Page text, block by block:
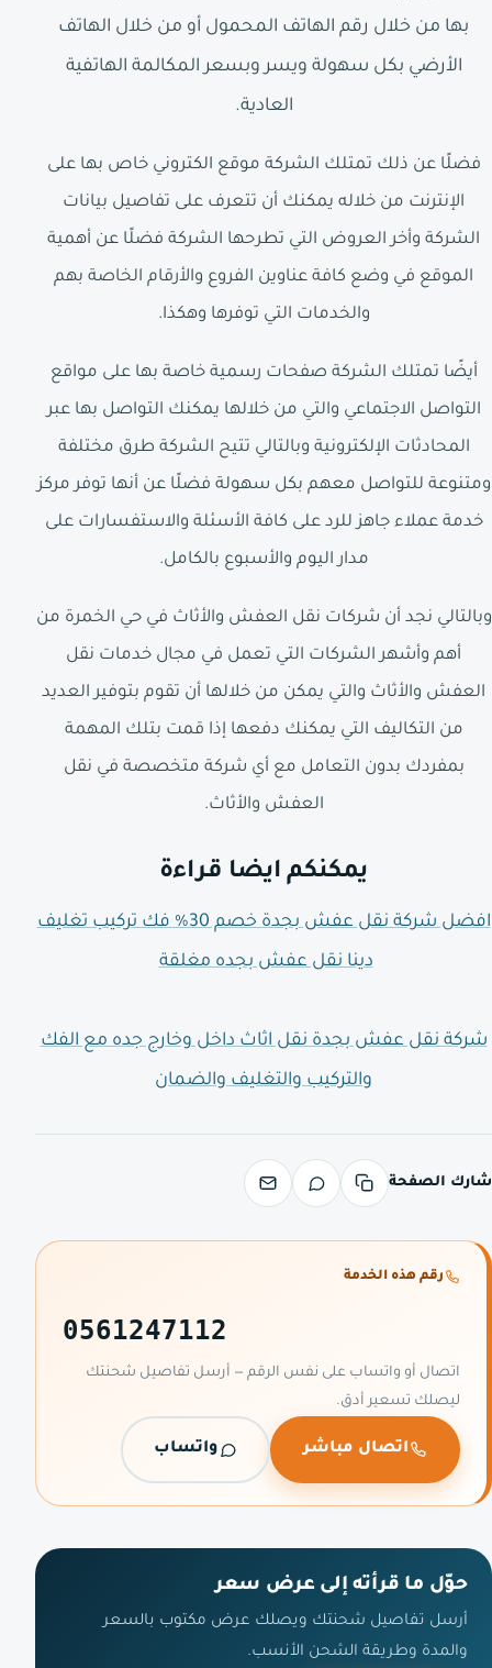
بها من خلال رقم الهاتف المحمول أو من خلال الهاتف
الأرضي بكل سهولة ويسر وبسعر المكالمة الهاتفية
العادية.
فضلًا عن ذلك تمتلك الشركة موقع الكتروني خاص بها على
الإنترنت من خلاله يمكنك أن تتعرف على تفاصيل بيانات
الشركة وأخر العروض التي تطرحها الشركة فضلًا عن أهمية
الموقع في وضع كافة عناوين الفروع والأرقام الخاصة بهم
والخدمات التي توفرها وهكذا.
أيضًا تمتلك الشركة صفحات رسمية خاصة بها على مواقع
التواصل الاجتماعي والتي من خلالها يمكنك التواصل بها عبر
المحادثات الإلكترونية وبالتالي تتيح الشركة طرق مختلفة
ومتنوعة للتواصل معهم بكل سهولة فضلًا عن أنها توفر مركز
خدمة عملاء جاهز للرد على كافة الأسئلة والاستفسارات على
مدار اليوم والأسبوع بالكامل.
وبالتالي نجد أن شركات نقل العفش والأثاث في حي الخمرة من
أهم وأشهر الشركات التي تعمل في مجال خدمات نقل
العفش والأثاث والتي يمكن من خلالها أن تقوم بتوفير العديد
من التكاليف التي يمكنك دفعها إذا قمت بتلك المهمة
بمفردك بدون التعامل مع أي شركة متخصصة في نقل
العفش والأثاث.
يمكنكم ايضا قراءة
افضل شركة نقل عفش بجدة خصم 30% فك تركيب تغليف
دينا نقل عفش بجده مغلقة
شركة نقل عفش بجدة نقل اثاث داخل وخارج جده مع الفك
والتركيب والتغليف والضمان
شارك الصفحة
رقم هذه الخدمة
0561247112
اتصال أو واتساب على نفس الرقم — أرسل تفاصيل شحنتك
ليصلك تسعير أدق.
اتصال مباشر واتساب
حوّل ما قرأته إلى عرض سعر
أرسل تفاصيل شحنتك ويصلك عرض مكتوب بالسعر
والمدة وطريقة الشحن الأنسب.